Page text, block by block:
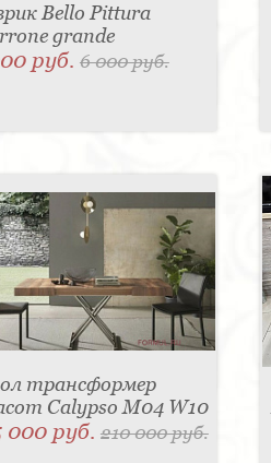
Bello Pittura
grande
руб. 6 000 руб.
трансформер
Calypso M04 W10
000 руб. 210 000 руб.